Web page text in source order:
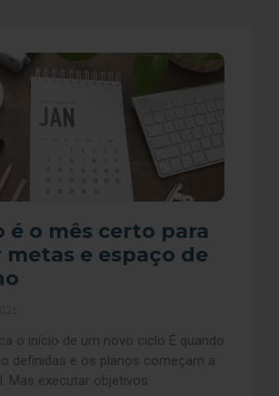
é o mês certo para
e espaço de
o início de um novo ciclo É quando
definidas e os planos começam a
Mas executar objetivos